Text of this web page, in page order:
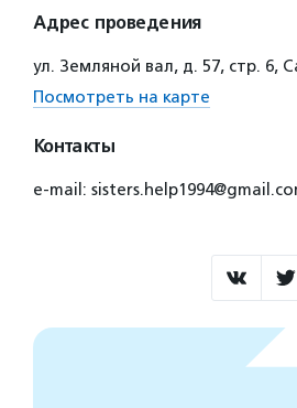
Адрес проведения
ул. Земляной вал, д. 57, стр. 6,
Посмотреть на карте
Контакты
e-mail: